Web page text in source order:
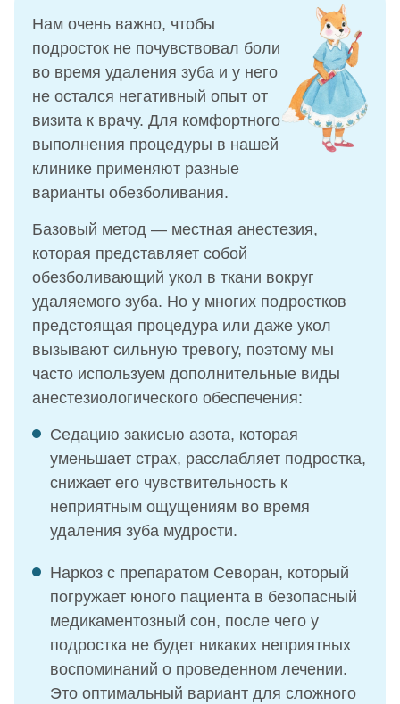
Нам очень важно, чтобы
подросток не почувствовал боли
во время удаления зуба и у него
не остался негативный опыт от
визита к врачу. Для комфортного
выполнения процедуры в нашей
клинике применяют разные
варианты обезболивания.
Базовый метод — местная анестезия,
которая представляет собой
обезболивающий укол в ткани вокруг
удаляемого зуба. Но у многих подростков
предстоящая процедура или даже укол
вызывают сильную тревогу, поэтому мы
часто используем дополнительные виды
анестезиологического обеспечения:
Седацию закисью азота, которая
уменьшает страх, расслабляет подростка,
снижает его чувствительность к
неприятным ощущениям во время
удаления зуба мудрости.
Наркоз с препаратом Севоран, который
погружает юного пациента в безопасный
медикаментозный сон, после чего у
подростка не будет никаких неприятных
воспоминаний о проведенном лечении.
Это оптимальный вариант для сложного